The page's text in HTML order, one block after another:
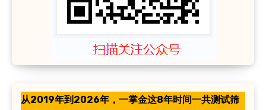
从2019年到2026年，一掌金这8年时间一共测试筛